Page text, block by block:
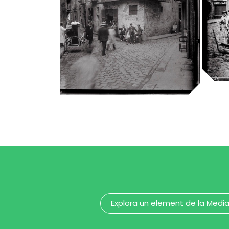
Carrer d’en Malla
Arxiu Fotogràfic de Barcelona
Carrers de Graciamat
Explora un element de la